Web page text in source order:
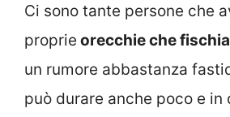
Ci sono tante persone che
proprie orecchie che
un rumore abbastanza
può durare anche poco e in